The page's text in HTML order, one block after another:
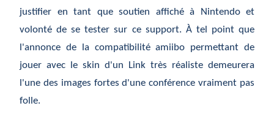
justifier en tant que soutien affiché à Nintendo et
volonté de se tester sur ce support. À tel point que
l'annonce de la compatibilité amiibo permettant de
jouer avec le skin d'un Link très réaliste demeurera
l'une des images fortes d'une conférence vraiment pas
folle.